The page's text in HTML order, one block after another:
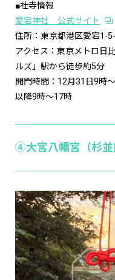
■社寺情報
愛宕神社 公式サイト
住所：東京都港区愛宕1-
アクセス：東京メトロ日
ルズ」駅から徒歩約5分
開門時間：12月31日9時
以降9時～17時
④大宮八幡宮（杉並